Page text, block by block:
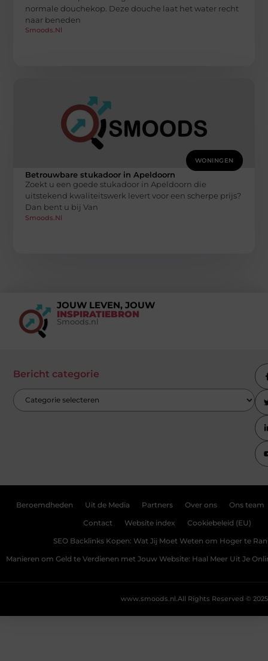
normale douchekop. Deze douche laat het water recht
naar beneden
Smoods.nl
WONINGEN
Betrouwbare stukadoor in Apeldoorn
Zoekt u een goede stukadoor in Apeldoorn die
uitstekend kwaliteitswerk levert voor een scherpe prijs?
Dan bent u bij Van
Smoods.nl
JOUW LEVEN, JOUW
INSPIRATIEBRON
Smoods.nl
Bericht categorie
Beroemdheden Uit de Media Partners Over ons Ons team
Contact Website index Cookiebeleid (EU)
SEO Backlinks Kopen: Wat Jij Moet Weten om Hoger te
Manieren om Geld te Verdienen met Jouw Website: Haal Meer Uit Je
All Rights Reserved © 2025
www.smoods.nl.